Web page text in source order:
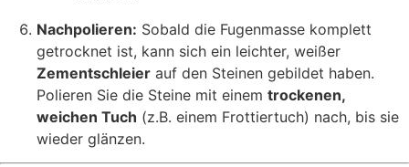
Nachpolieren: Sobald die Fugenmasse komplett
getrocknet ist, kann sich ein leichter, weißer
Zementschleier auf den Steinen gebildet haben.
Polieren Sie die Steine mit einem trockenen,
weichen Tuch (z.B. einem Frottiertuch) nach, bis sie
wieder glänzen.